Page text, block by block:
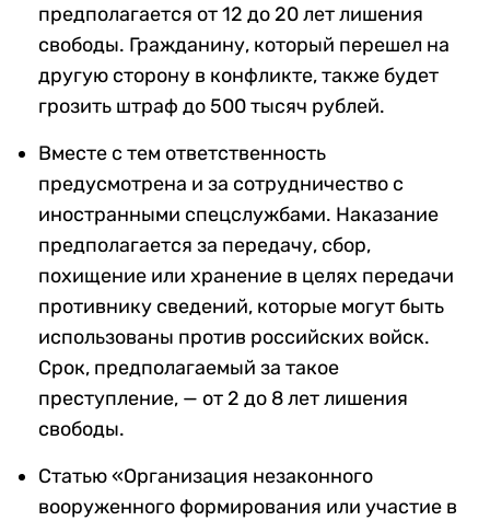
предполагается от 12 до 20 лет лишения
свободы. Гражданину, который перешел на
другую сторону в конфликте, также будет
грозить штраф до 500 тысяч рублей.
Вместе с тем ответственность
предусмотрена и за сотрудничество с
иностранными спецслужбами. Наказание
предполагается за передачу, сбор,
похищение или хранение в целях передачи
противнику сведений, которые могут быть
использованы против российских войск.
Срок, предполагаемый за такое
преступление, — от 2 до 8 лет лишения
свободы.
Статью «Организация незаконного
вооруженного формирования или участие в